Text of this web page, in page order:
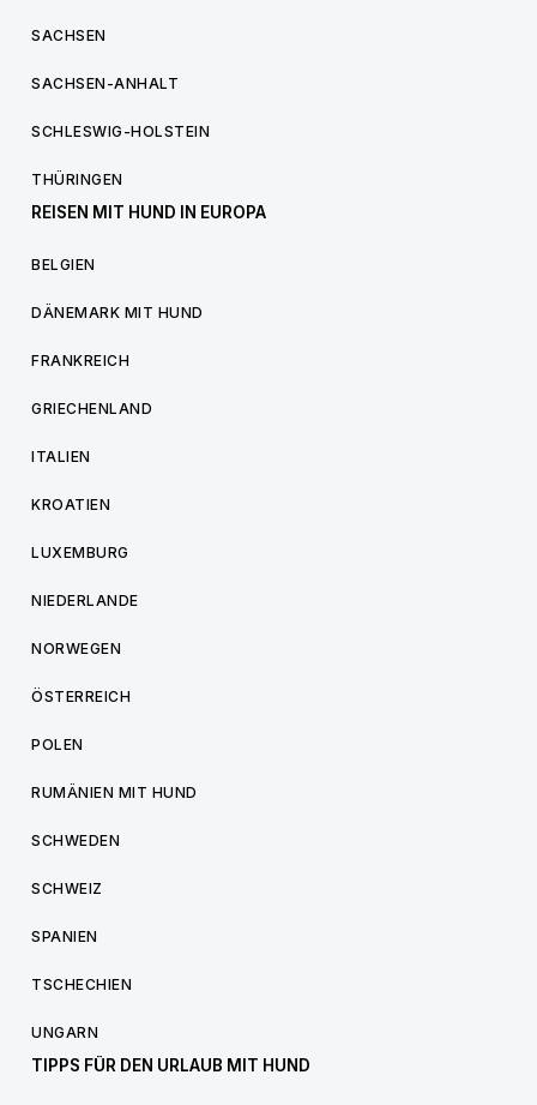
SACHSEN
SACHSEN-ANHALT
SCHLESWIG-HOLSTEIN
THÜRINGEN
REISEN MIT HUND IN EUROPA
BELGIEN
DÄNEMARK MIT HUND
FRANKREICH
GRIECHENLAND
ITALIEN
KROATIEN
LUXEMBURG
NIEDERLANDE
NORWEGEN
ÖSTERREICH
POLEN
RUMÄNIEN MIT HUND
SCHWEDEN
SCHWEIZ
SPANIEN
TSCHECHIEN
UNGARN
TIPPS FÜR DEN URLAUB MIT HUND